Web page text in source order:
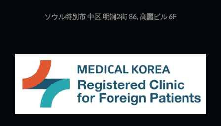
ソウル特別市 中区 明洞2街 86, 高麗ビル 6F